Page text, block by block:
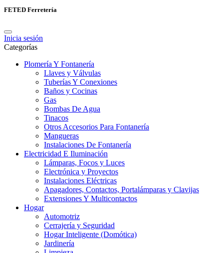
FETED Ferretería
Inicia sesión
Categorías
Plomería Y Fontanería
Llaves y Válvulas
Tuberías Y Conexiones
Baños y Cocinas
Gas
Bombas De Agua
Tinacos
Otros Accesorios Para Fontanería
Mangueras
Instalaciones De Fontanería
Electricidad E Iluminación
Lámparas, Focos y Luces
Electrónica y Proyectos
Instalaciones Eléctricas
Apagadores, Contactos, Portalámparas y Clavijas
Extensiones Y Multicontactos
Hogar
Automotriz
Cerrajería y Seguridad
Hogar Inteligente (Domótica)
Jardinería